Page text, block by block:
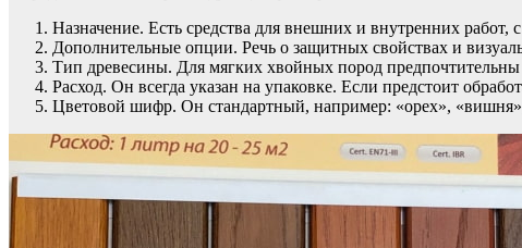
Назначение. Есть средства для внешних и внутренних работ,
Дополнительные опции. Речь о защитных свойствах и
Тип древесины. Для мягких хвойных пород
Расход. Он всегда указан на упаковке. Если предстоит
Цветовой шифр. Он стандартный, например: «орех»,